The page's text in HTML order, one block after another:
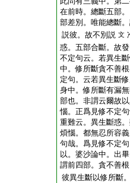
在前時。總斷五部
部差別。唯能總斷
説彼。故不別説 文
惑。五部合斷。故
不定句云。若異生
中。修所斷貪不善
定句。云若異生斷
身中。修所斷有漏
部也。非謂云爾故
惱。正爲見修不定
重難云。異生斷惑
煩惱。都無忍所容
句哉。爲見修不定
以。婆沙論中。出
謂前四部。貪不善
彼異生斷以修所斷